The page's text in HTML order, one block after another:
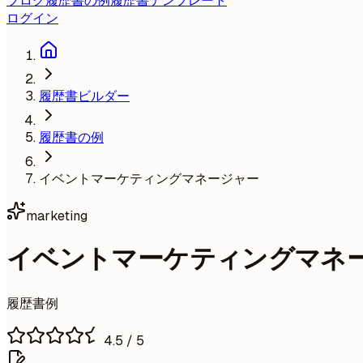
ログイン
履歴書ビルダー
履歴書の例
イベントマーケティングマネージャー
marketing
イベントマーケティングマネ
履歴書例
4.5 / 5